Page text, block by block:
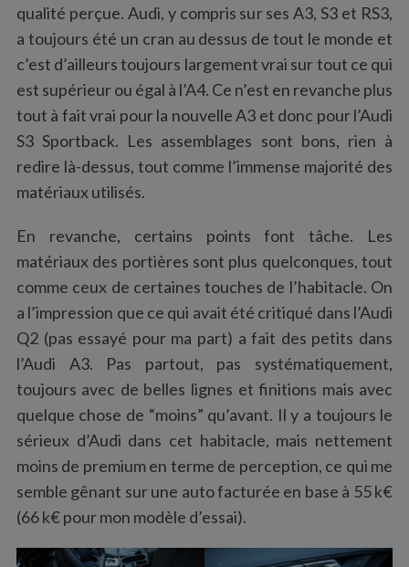
qualité perçue. Audi, y compris sur ses A3, S3 et RS3,
a toujours été un cran au dessus de tout le monde et
c’est d’ailleurs toujours largement vrai sur tout ce qui
est supérieur ou égal à l’A4. Ce n’est en revanche plus
tout à fait vrai pour la nouvelle A3 et donc pour l’Audi
S3 Sportback. Les assemblages sont bons, rien à
redire là-dessus, tout comme l’immense majorité des
matériaux utilisés.
En revanche, certains points font tâche. Les
matériaux des portières sont plus quelconques, tout
comme ceux de certaines touches de l’habitacle. On
a l’impression que ce qui avait été critiqué dans l’Audi
Q2 (pas essayé pour ma part) a fait des petits dans
l’Audi A3. Pas partout, pas systématiquement,
toujours avec de belles lignes et finitions mais avec
quelque chose de “moins” qu’avant. Il y a toujours le
sérieux d’Audi dans cet habitacle, mais nettement
moins de premium en terme de perception, ce qui me
semble gênant sur une auto facturée en base à 55 k€
(66 k€ pour mon modèle d’essai).